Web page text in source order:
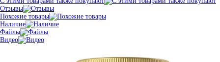
Отзывы
Похожие товары
Наличие
Файлы
Видео